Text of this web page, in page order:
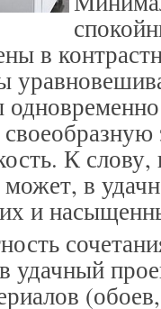
в
К
в
и
удачный